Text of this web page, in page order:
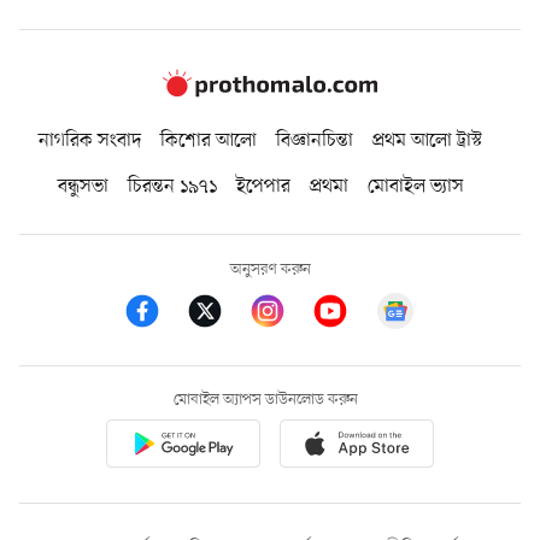
নাগরিক সংবাদ কিশোর আলো বিজ্ঞানচিন্তা
প্রথম আলো ট্রাস্ট
বন্ধুসভা
চিরন্তন ১৯৭১ ইপেপার প্রথমা মোবাইল ভ্যাস
অনুসরণ করুন
মোবাইল অ্যাপস ডাউনলোড করুন